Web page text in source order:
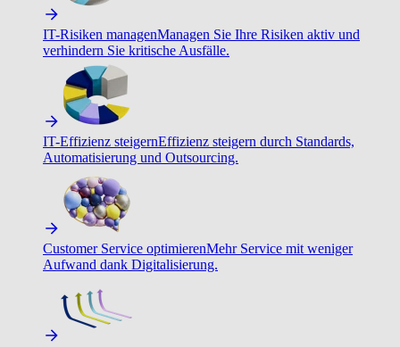
IT-Risiken managenManagen Sie Ihre Risiken aktiv und
verhindern Sie kritische Ausfälle.
IT-Effizienz steigernEffizienz steigern durch Standards,
Automatisierung und Outsourcing.
Customer Service optimierenMehr Service mit weniger
Aufwand dank Digitalisierung.